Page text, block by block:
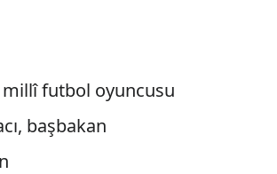
futbol oyuncusu
başbakan